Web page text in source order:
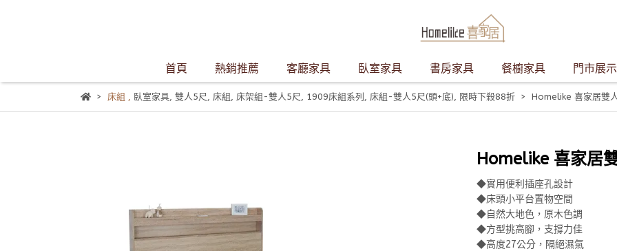
首頁 熱銷推薦 客廳家具 臥室家具 書房家具 餐櫥家具 門市展示
床組 , 臥室家具, 雙人5尺 , 床組 , 床架組-雙人5尺 , 1909床組系列 , 床組-雙人5尺(頭+底), 限時下殺88折 Homelike 喜家居雙
Homelike 喜家居
◆實用便利插座孔設計
◆床頭小平台置物空間
◆自然大地色，原木色調
◆方型挑高腳，支撐力佳
◆高度27公分，隔絕濕氣